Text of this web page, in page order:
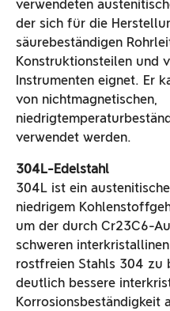
verwendeten
der sich für die
säurebeständigen
Konstruktionsteilen und
Instrumenten eignet. Er
von nichtmagnetischen,
verwendet werden.
304L-Edelstahl
304L ist ein
niedrigem
um der durch Cr23C6-
schweren
rostfreien Stahls 304 zu
deutlich bessere
Korrosionsbeständigkeit